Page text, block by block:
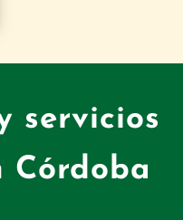
servicios
Córdoba